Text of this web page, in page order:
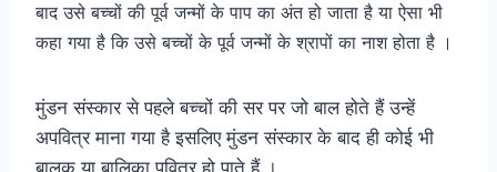
बाद उसे बच्चों की पूर्व जन्मों के पाप का अंत हो जाता है या ऐसा भी
कहा गया है कि उसे बच्चों के पूर्व जन्मों के श्रापों का नाश होता है ।
मुंडन संस्कार से पहले बच्चों की सर पर जो बाल होते हैं उन्हें
अपवित्र माना गया है इसलिए मुंडन संस्कार के बाद ही कोई भी